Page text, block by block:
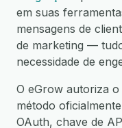
em suas
mensagens de
de marketing —
necessidade de
O eGrow autoriza
método
OAuth, chave de